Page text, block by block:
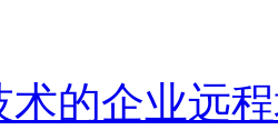
术的企业远